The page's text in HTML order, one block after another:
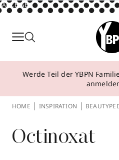
ANZEIGE
Parfum
Make-up
Behandlungen
Über YBPN
Werde Teil der YBPN
HOME INSPIRATION
Octinoxat